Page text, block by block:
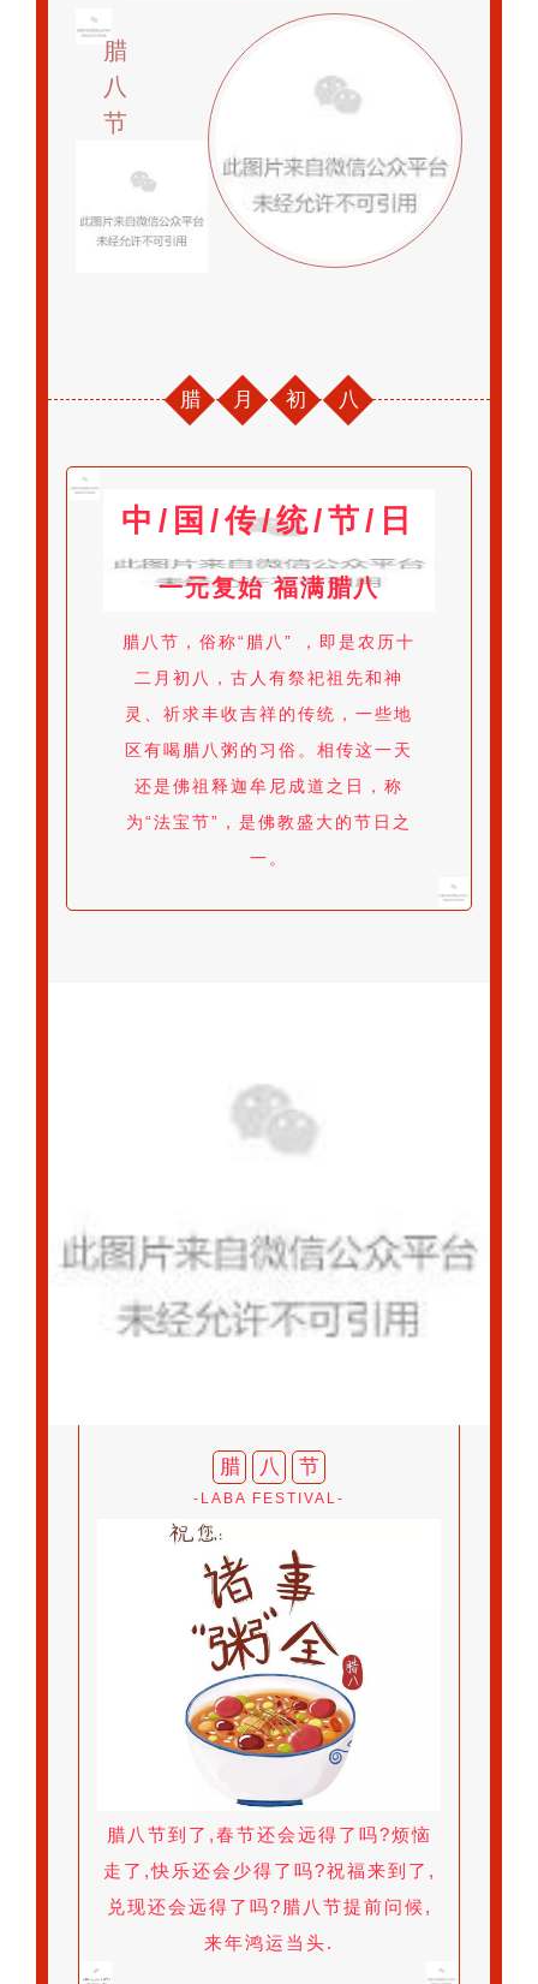
腊
八
节
腊 月 初 八
中/国/传/统/节/日
一元复始 福满腊八
腊八节，俗称“腊八” ，即是农历十
二月初八，古人有祭祀祖先和神
灵、祈求丰收吉祥的传统，一些地
区有喝腊八粥的习俗。相传这一天
还是佛祖释迦牟尼成道之日，称
为“法宝节”，是佛教盛大的节日之
一。
腊 八 节
-LABA FESTIVAL-
腊八节到了,春节还会远得了吗?烦恼
走了,快乐还会少得了吗?祝福来到了,
兑现还会远得了吗?腊八节提前问候,
来年鸿运当头.